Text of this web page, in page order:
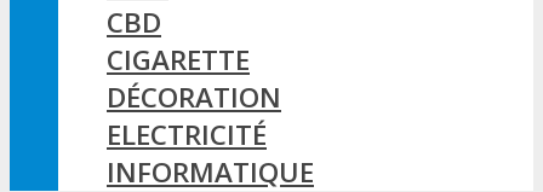
CBD
CIGARETTE
DÉCORATION
ELECTRICITÉ
INFORMATIQUE